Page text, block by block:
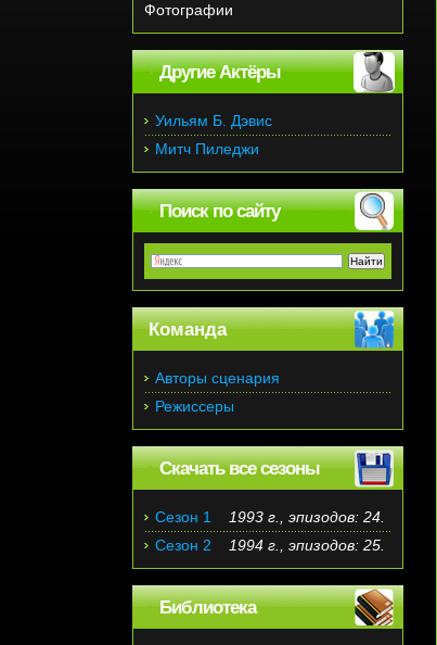
Фотографии
Другие Актёры
Уильям Б. Дэвис
Митч Пиледжи
Поиск по сайту
Команда
Авторы сценария
Режиссеры
Скачать все сезоны
Сезон 1
1993 г., эпизодов: 24.
Сезон 2
1994 г., эпизодов: 25.
Библиотека